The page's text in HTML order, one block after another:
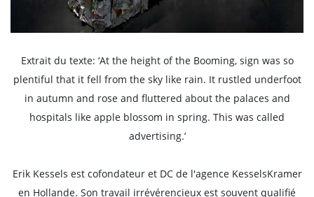
Extrait du texte: ‘At the height of the Booming, sign was so
plentiful that it fell from the sky like rain. It rustled underfoot
in autumn and rose and fluttered about the palaces and
hospitals like apple blossom in spring. This was called
advertising.’
Erik Kessels est cofondateur et DC de l'agence KesselsKramer
en Hollande. Son travail irrévérencieux est souvent qualifié